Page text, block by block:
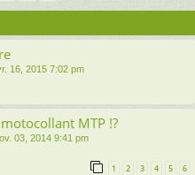
16, 2015 7:02 pm
MTP !?
03, 2014 9:41 pm
1 2 3 4 5 6